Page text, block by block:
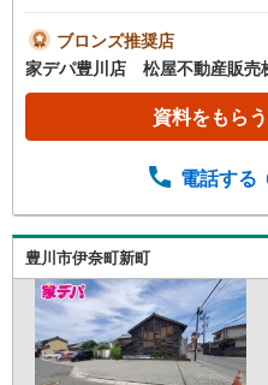
イフインフォメーシ
中学校 徒歩20分 ・
不動産販売 のつよみ●
の4店舗営業中！三河
せください。新築戸建
件のリフォーム実績多
す。・キッズスペース
ってご来場ください。
分 （定休日:水曜日）こ
がスムーズにご案内で
チ！もしくはお気軽に
ブロンズ推奨店
家デパ豊川店 松屋不動産販売
資料をもらう
電話する
豊川市伊奈町新町